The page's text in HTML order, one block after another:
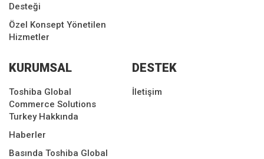
Desteği
Özel Konsept Yönetilen
Hizmetler
KURUMSAL
Toshiba Global
Commerce Solutions
Turkey Hakkında
Haberler
Basında Toshiba Global
DESTEK
İletişim